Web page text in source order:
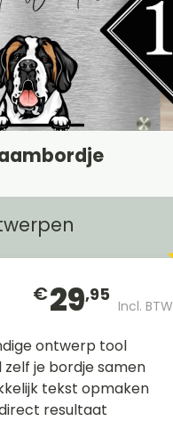
€29,95
Incl. BTW
ontwerp tool
zelf je bordje samen
tekst opmaken
resultaat